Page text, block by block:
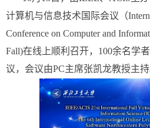
计算机与信息技术国际会议（
Conference on Computer and
Fall)在线上顺利召开，100余名学
议，会议由PC主席张凯龙教授主持